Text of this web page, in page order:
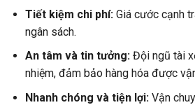
Tiết kiệm chi phí:Giá cước cạnh
ngân sách.
An tâm và tin tưởng:Đội ngũ tài
nhiệm, đảm bảo hàng hóa được
Nhanh chóng và tiện lợi:Vận